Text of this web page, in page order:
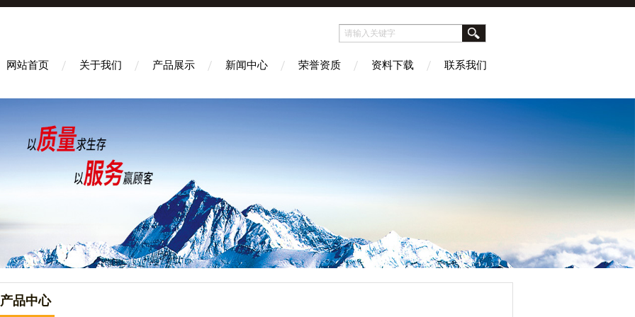
网站首页 关于我们 产品展示 新闻中心 荣誉资质 资料下载 联系我们
产品中心